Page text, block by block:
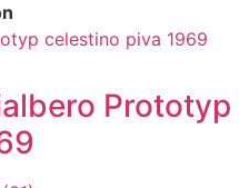
Prototyp